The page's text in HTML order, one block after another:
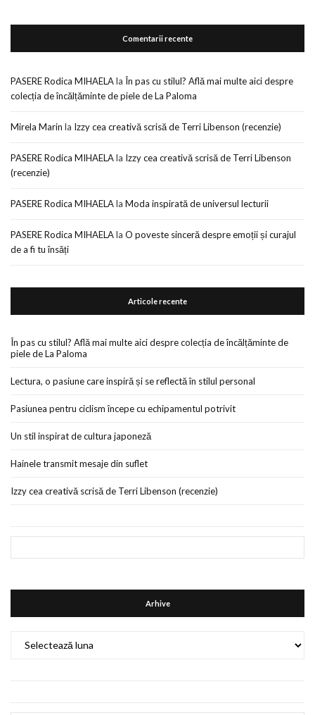
Comentarii recente
PASERE Rodica MIHAELAla În pas cu stilul? Află mai multe aici despre
colecția de încălțăminte de piele de La Paloma
Mirela Marin la Izzy cea creativă scrisă de Terri Libenson (recenzie)
PASERE Rodica MIHAELAla Izzy cea creativă scrisă de Terri Libenson
(recenzie)
PASERE Rodica MIHAELAla Moda inspirată de universul lecturii
PASERE Rodica MIHAELAla O poveste sinceră despre emoții și curajul
de a fi tu însăți
Articole recente
În pas cu stilul? Află mai multe aici despre colecția de încălțăminte de
piele de La Paloma
Lectura, o pasiune care inspiră și se reflectă în stilul personal
Pasiunea pentru ciclism începe cu echipamentul potrivit
Un stil inspirat de cultura japoneză
Hainele transmit mesaje din suflet
Izzy cea creativă scrisă de Terri Libenson (recenzie)
Arhive